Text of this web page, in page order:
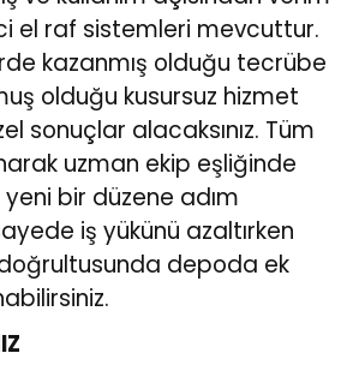
el raf sistemleri mevcuttur.
kazanmış olduğu tecrübe
olduğu kusursuz hizmet
sonuçlar alacaksınız. Tüm
uzman ekip eşliğinde
bir düzene adım
iş yükünü azaltırken
depoda ek